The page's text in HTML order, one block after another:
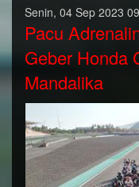
Senin, 04 Sep 2023
Pacu
Geber Honda
Mandalika